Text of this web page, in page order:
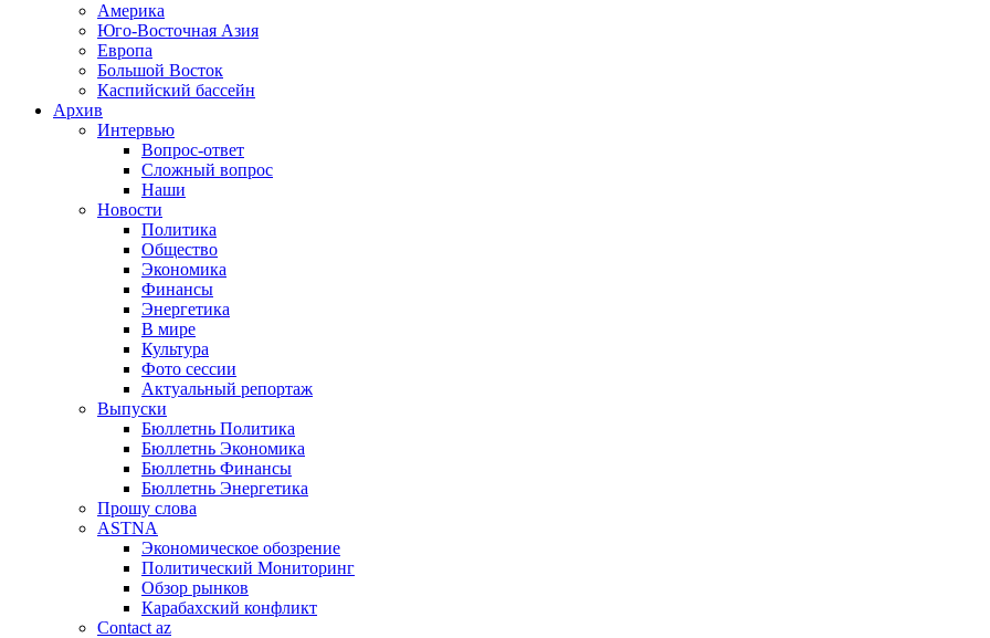
Америка
Юго-Восточная Азия
Европа
Большой Восток
Каспийский бассейн
Архив
Интервью
Вопрос-ответ
Сложный вопрос
Наши
Новости
Политика
Общество
Экономика
Финансы
Энергетика
В мире
Культура
Фото сессии
Актуальный репортаж
Выпуски
Бюллетнь Политика
Бюллетнь Экономика
Бюллетнь Финансы
Бюллетнь Энергетика
Прошу слова
ASTNA
Экономическое обозрение
Политический Мониторинг
Обзор рынков
Карабахский конфликт
Contact az